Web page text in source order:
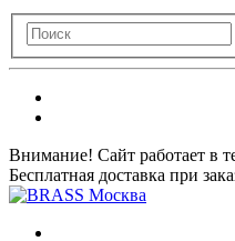
Внимание! Сайт работает в
Бесплатная доставка при